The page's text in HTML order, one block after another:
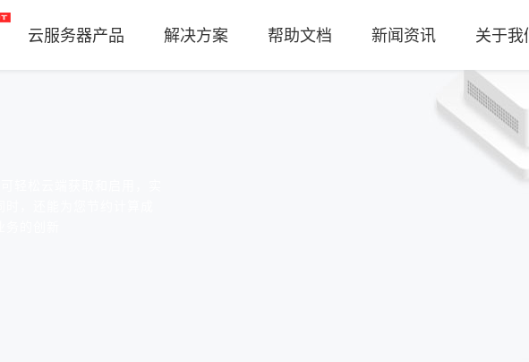
云服务器产品 解决方案 帮助文档 新闻资讯 关于我